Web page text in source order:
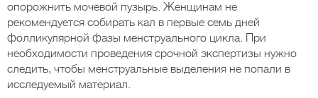
опорожнить мочевой пузырь. Женщинам не
рекомендуется собирать кал в первые семь дней
фолликулярной фазы менструального цикла. При
необходимости проведения срочной экспертизы нужно
следить, чтобы менструальные выделения не попали в
исследуемый материал.